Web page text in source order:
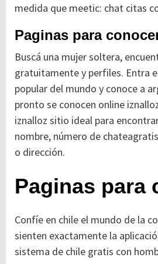
medida que meetic: chat citas
Paginas para
Buscá una mujer soltera,
gratuitamente y perfiles. Entra
popular del mundo y conoce a
pronto se conocen online
iznalloz sitio ideal para
nombre, número de
o dirección.
Paginas para
Confíe en chile el mundo de la
sienten exactamente la
sistema de chile gratis con